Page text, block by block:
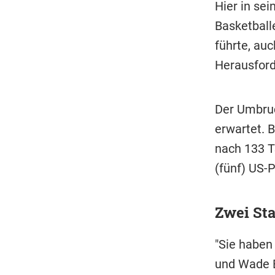
Hier in
führte,
Der
erwartet.
nach 133
(fünf) US-
Zwei
"Sie
und Wade